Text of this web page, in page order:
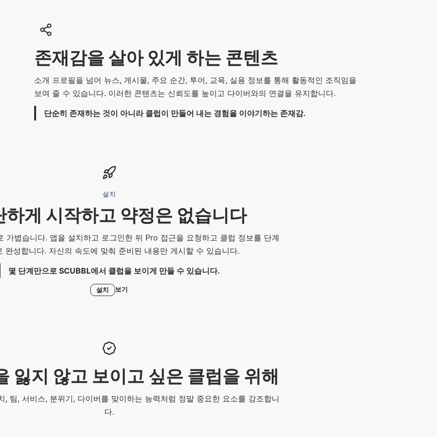
존재감을 살아 있게 하는 콘텐츠
소개 프로필을 넘어 뉴스, 게시물, 주요 순간, 투어, 교육, 실용 정보를 통해 활동적인 조직임을
보여 줄 수 있습니다. 이러한 콘텐츠는 신뢰도를 높이고 다이버와의 연결을 유지합니다.
단순히 존재하는 것이 아니라 클럽이 만들어 내는 경험을 이야기하는 존재감.
설치
하게 시작하고 약정은 없습니다
가볍습니다. 앱을 설치하고 로그인한 뒤 Pro 접근을 요청하고 클럽 정보를 단계
완성합니다. 자신의 속도에 맞춰 준비된 내용만 게시할 수 있습니다.
몇 단계만으로 SCUBBL에서 클럽을 보이게 만들 수 있습니다.
설치 보기
잃지 않고 보이고 싶은 클럽을 위해
, 팀, 서비스, 분위기, 다이버를 맞이하는 능력처럼 정말 중요한 요소를 강조합니
다.